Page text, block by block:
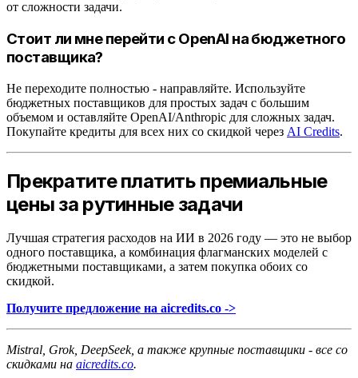
от сложности задачи.
Стоит ли мне перейти с OpenAI на бюджетного
поставщика?
Не переходите полностью - направляйте. Используйте
бюджетных поставщиков для простых задач с большим
объемом и оставляйте OpenAI/Anthropic для сложных задач.
Покупайте кредиты для всех них со скидкой через AI Credits.
Прекратите платить премиальные
цены за рутинные задачи
Лучшая стратегия расходов на ИИ в 2026 году — это не выбор
одного поставщика, а комбинация флагманских моделей с
бюджетными поставщиками, а затем покупка обоих со
скидкой.
Получите предложение на aicredits.co ->
Mistral, Grok, DeepSeek, а также крупные поставщики - все со
скидками на aicredits.co.